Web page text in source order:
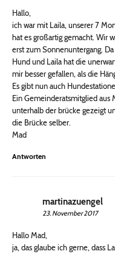
Hallo,
ich war mit Laila, unserer 7
hat es großartig gemacht. Wir
erst zum Sonnenuntergang.
Hund und Laila hat die
mir besser gefallen, als die
Es gibt nun auch
Ein Gemeinderatsmitglied aus
unterhalb der brücke gezeigt
die Brücke selber.
Mad
Antworten
martinazuengel
23. November 2017
Hallo Mad,
ja, das glaube ich gerne, dass